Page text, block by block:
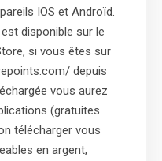
IOS et Androïd.
disponible sur le
si vous êtes sur
depuis
vous aurez
(gratuites
télécharger vous
en argent,